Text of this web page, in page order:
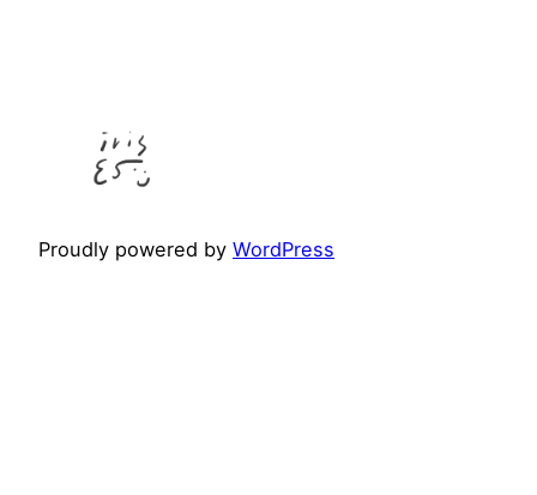
Proudly powered by WordPress